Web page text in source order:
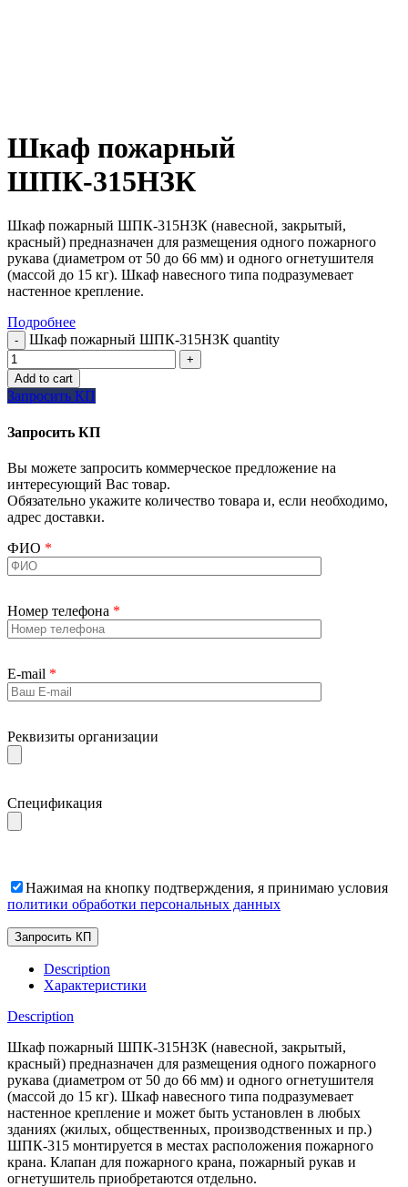
Шкаф пожарный
ШПК-315НЗК
Шкаф пожарный ШПК-315НЗК (навесной, закрытый,
красный) предназначен для размещения одного пожарного
рукава (диаметром от 50 до 66 мм) и одного огнетушителя
(массой до 15 кг). Шкаф навесного типа подразумевает
настенное крепление.
Подробнее
Шкаф пожарный ШПК-315НЗК quantity
Add to cart
Запросить КП
Запросить КП
Вы можете запросить коммерческое предложение на
интересующий Вас товар.
Обязательно укажите количество товара и, если необходимо,
адрес доставки.
ФИО *
Номер телефона *
E-mail *
Реквизиты организации
Спецификация
Нажимая на кнопку подтверждения, я принимаю условия
политики обработки персональных данных
Description
Характеристики
Description
Шкаф пожарный ШПК-315НЗК (навесной, закрытый,
красный) предназначен для размещения одного пожарного
рукава (диаметром от 50 до 66 мм) и одного огнетушителя
(массой до 15 кг). Шкаф навесного типа подразумевает
настенное крепление и может быть установлен в любых
зданиях (жилых, общественных, производственных и пр.)
ШПК-315 монтируется в местах расположения пожарного
крана. Клапан для пожарного крана, пожарный рукав и
огнетушитель приобретаются отдельно.